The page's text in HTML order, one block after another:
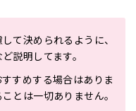
て決められるように、
ど説明してます。
すめする場合はありま
とは一切ありません。